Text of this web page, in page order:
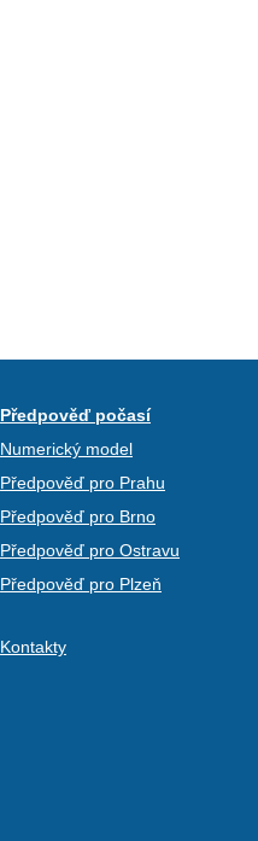
Předpověď počasí
Numerický model
Předpověď pro Prahu
Předpověď pro Brno
Předpověď pro Ostravu
Předpověď pro Plzeň
Kontakty